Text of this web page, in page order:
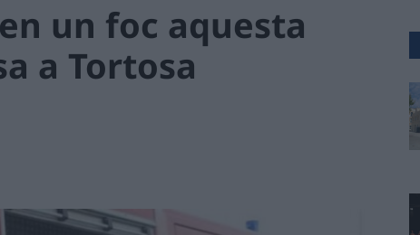
un foc aquesta
a Tortosa